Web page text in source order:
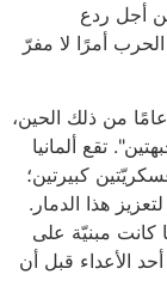
أجل ردع
أمرًا لا مفرّ
عاش الرايخ الثالث، الذي أنشئ فقط قبل 43 عامًا من ذلك الحين،
تقع ألمانيا
كبيرتين؛
هذا الدمار.
كانت مبنيّة على
الأعداء قبل أن